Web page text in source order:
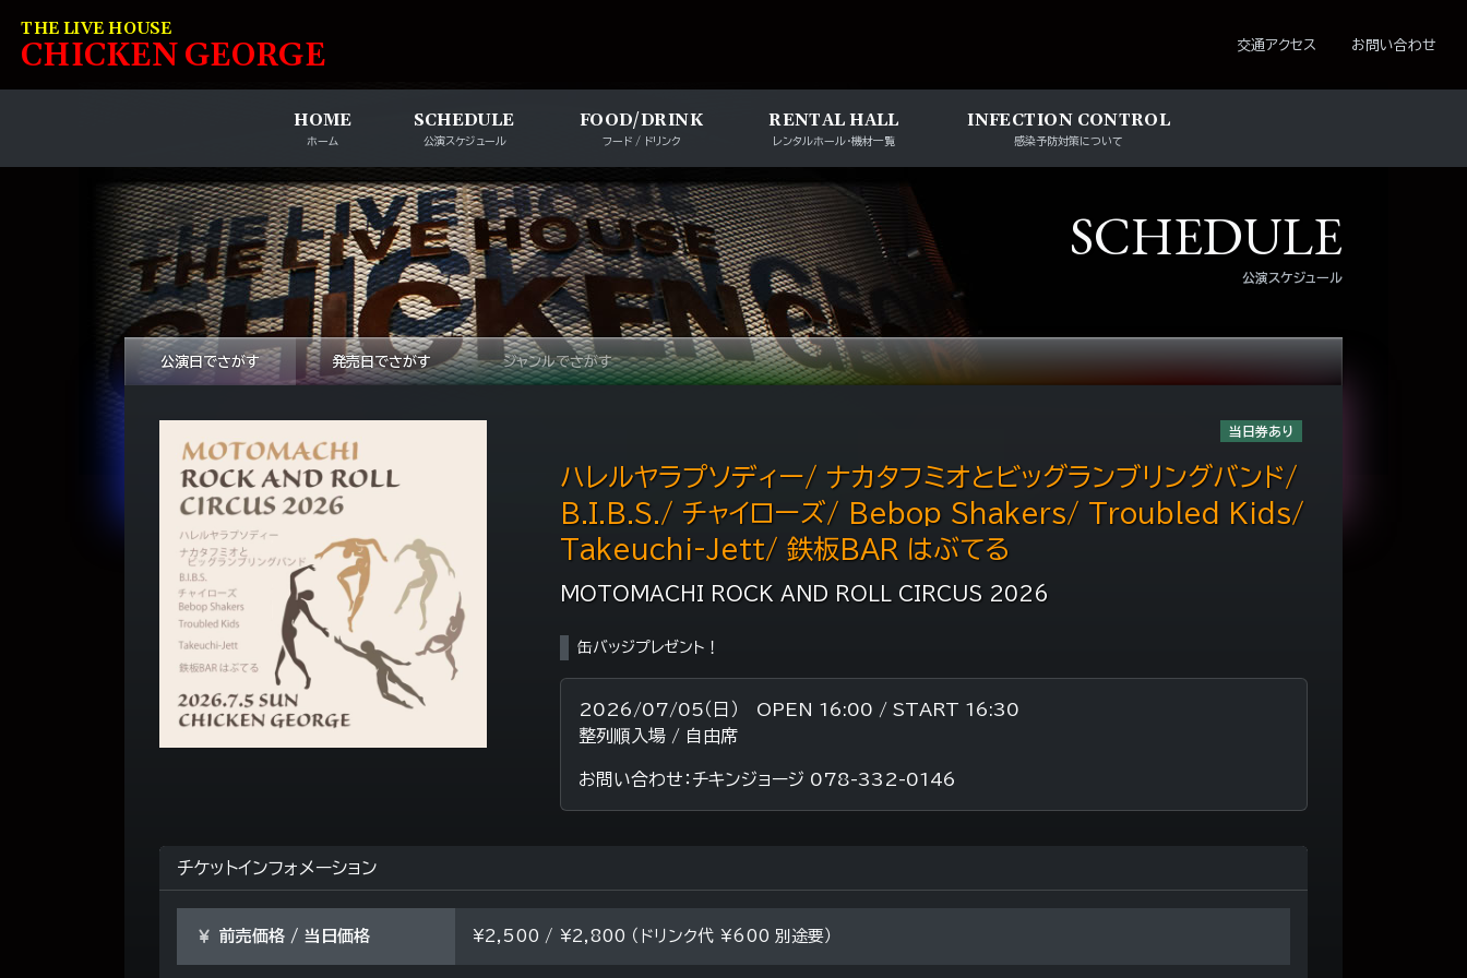
THE LIVE HOUSE
CHICKENGEORGE 交通アクセス お問い合わせ
HOME
ホーム
SCHEDULE
公演スケジュール
FOOD/DRINK
フード / ドリンク
RENTAL HALL
レンタルホール・機材一覧
INFECTION CONTROL
感染予防対策について
公演スケジュール
SCHEDULE
公演日でさがす 発売日でさがす ジャンルでさがす
当日券あり
MOTOMACHI ROCK AND ROLL CIRCUS 2026
ハレルヤラプソディー/ ナカタフミオとビッグランブリングバンド/
B.I.B.S./ チャイローズ/ Bebop Shakers/ Troubled Kids/
Takeuchi-Jett/ 鉄板BAR はぶてる
缶バッジプレゼント！
2026/07/05（日） OPEN 16:00 / START 16:30
整列順入場 / 自由席
お問い合わせ：チキンジョージ 078-332-0146
チケットインフォメーション
前売価格 / 当日価格 ¥2,500 / ¥2,800 （ドリンク代 ¥600 別途要）